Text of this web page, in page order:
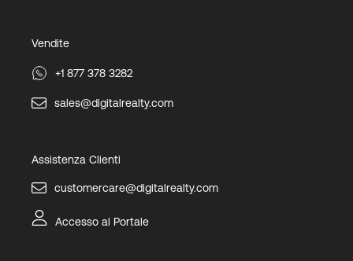
Vendite
+1 877 378 3282
sales@digitalrealty.com
Assistenza Clienti
customercare@digitalrealty.com
Accesso al Portale